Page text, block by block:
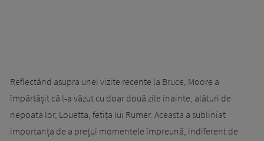
Reflectând asupra unei vizite recente la Bruce, Moore a
împărtășit că l-a văzut cu doar două zile înainte, alături de
nepoata lor, Louetta, fetița lui Rumer. Aceasta a subliniat
importanța de a prețui momentele împreună, indiferent de